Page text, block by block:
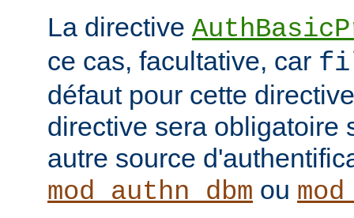
La directive
ce cas, facultative, car
défaut pour cette
directive sera obligatoire
autre source
mod_authn_dbm ou